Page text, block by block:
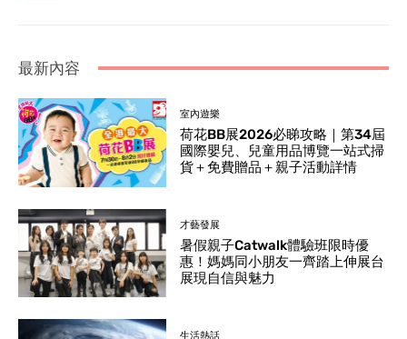
最新內容
室內遊樂
荷花BB展2026必睇攻略｜第34屆
國際嬰兒、兒童用品博覽一站式掃
貨＋免費贈品＋親子活動詳情
才藝發展
暑假親子Catwalk體驗班限時優
惠！媽媽同小朋友一齊踏上伸展台
展現自信與魅力
生活熱話